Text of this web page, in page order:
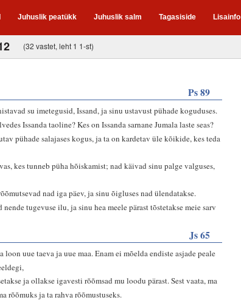
Juhuslik peatükk Juhuslik salm Tagasiside Lisainfo
(32 vastet, leht 1 1-st)
Ps 89
su imetegusid, Issand, ja sinu ustavust pühade koguduses.
Issanda taoline? Kes on Issanda sarnane Jumala laste seas?
pühade salajases kogus, ja ta on kardetav üle kõikide, kes teda
kes tunneb püha hõiskamist; nad käivad sinu palge valguses,
nad iga päev, ja sinu õigluses nad ülendatakse.
nende tugevuse ilu, ja sinu hea meele pärast tõstetakse meie sarv
Js 65
loon uue taeva ja uue maa. Enam ei mõelda endiste asjade peale
ja ollakse igavesti rõõmsad mu loodu pärast. Sest vaata, ma
rõõmuks ja ta rahva rõõmustuseks.